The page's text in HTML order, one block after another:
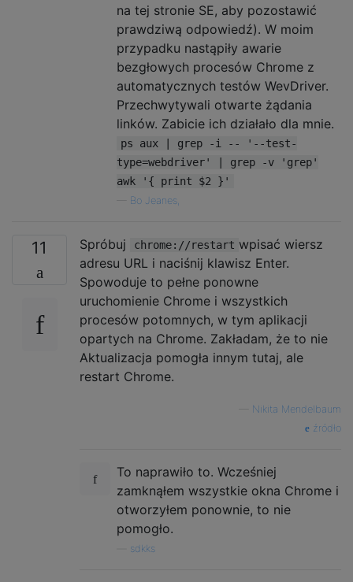
na tej stronie SE, aby pozostawić
prawdziwą odpowiedź). W moim
przypadku nastąpiły awarie
bezgłowych procesów Chrome z
automatycznych testów WevDriver.
Przechwytywali otwarte żądania
linków. Zabicie ich działało dla mnie.
ps aux | grep -i -- '--test-
type=webdriver' | grep -v 'grep'
awk '{ print $2 }'
Bo Jeanes,
11 Spróbuj chrome://restart wpisać wiersz
adresu URL i naciśnij klawisz Enter.
Spowoduje to pełne ponowne
uruchomienie Chrome i wszystkich
procesów potomnych, w tym aplikacji
opartych na Chrome. Zakładam, że to nie
Aktualizacja pomogła innym tutaj, ale
restart Chrome.
Nikita Mendelbaum
źródło
To naprawiło to. Wcześniej
zamknąłem wszystkie okna Chrome i
otworzyłem ponownie, to nie
pomogło.
sdkks